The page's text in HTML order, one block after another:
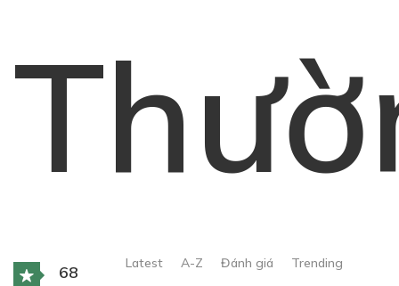
68
Latest A-Z Đánh giá Trending